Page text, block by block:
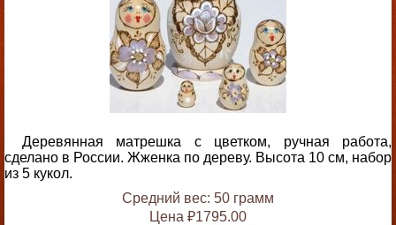
Деревянная матрешка с цветком, ручная работа,
сделано в России. Жженка по дереву. Высота 10 см, набор
из 5 кукол.
Средний вес: 50 грамм
Цена ₽1795.00